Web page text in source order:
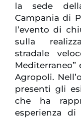
la sede
Campania di
l’evento di
sulla
stradale
Mediterraneo”
Agropoli.
presenti gli
che ha
esperienza di